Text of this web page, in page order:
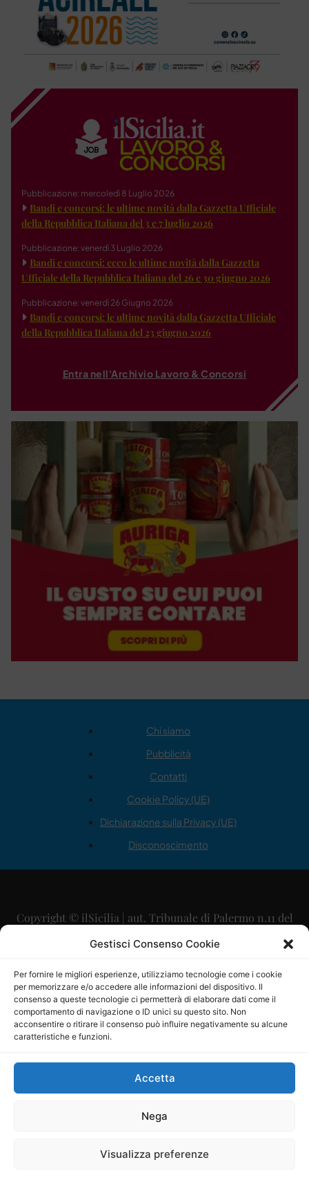
Gestisci Consenso Cookie
Per fornire le migliori esperienze, utilizziamo tecnologie come i cookie
per memorizzare e/o accedere alle informazioni del dispositivo. Il
consenso a queste tecnologie ci permetterà di elaborare dati come il
comportamento di navigazione o ID unici su questo sito. Non
acconsentire o ritirare il consenso può influire negativamente su alcune
caratteristiche e funzioni.
Accetta
Nega
Visualizza preferenze
Pubblicazione: mercoledì 8 Luglio 2026
Bandi e concorsi: le ultime novità dalla Gazzetta Ufficiale
della Repubblica Italiana del 3 e 7 luglio 2026
Pubblicazione: venerdì 3 Luglio 2026
Bandi e concorsi: ecco le ultime novità dalla Gazzetta
Ufficiale della Repubblica Italiana del 26 e 30 giugno 2026
Pubblicazione: venerdì 26 Giugno 2026
Bandi e concorsi: le ultime novità dalla Gazzetta Ufficiale
della Repubblica Italiana del 23 giugno 2026
Entra nell'Archivio Lavoro & Concorsi
Chi siamo
Pubblicità
Contatti
Cookie Policy (UE)
Dichiarazione sulla Privacy (UE)
Disconoscimento
Copyright © ilSicilia | aut. Tribunale di Palermo n.11 del
29/09/2015
Direttore Editoriale: Maurizio Scaglione
Direttore Responsabile: Maria Calabrese
P.IVA: 06334930820
Mercurio Comunicazione Società Cooperativa a r.l. è
iscritta al Registro degli Operatori di Comunicazione al
Sito gestito daLa Digitale srl–info@ladigitale.it